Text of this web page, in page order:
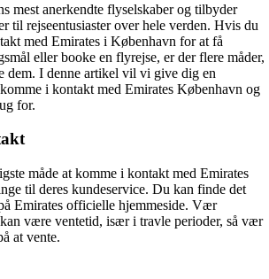
mest anerkendte flyselskaber og tilbyder
til rejseentusiaster over hele verden. Hvis du
med Emirates i København for at få
eller booke en flyrejse, er der flere måder,
dem. I denne artikel vil vi give dig en
i kontakt med Emirates København og
for.
måde at komme i kontakt med Emirates
til deres kundeservice. Du kan finde det
Emirates officielle hjemmeside. Vær
være ventetid, især i travle perioder, så vær
at vente.